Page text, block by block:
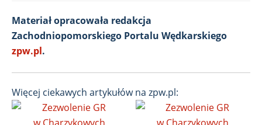
Materiał opracowała redakcja
Zachodniopomorskiego Portalu Wędkarskiego
zpw.pl.
Więcej ciekawych artykułów na zpw.pl: